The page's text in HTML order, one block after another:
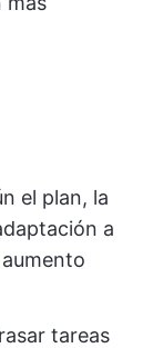
el plan, la
a
tareas